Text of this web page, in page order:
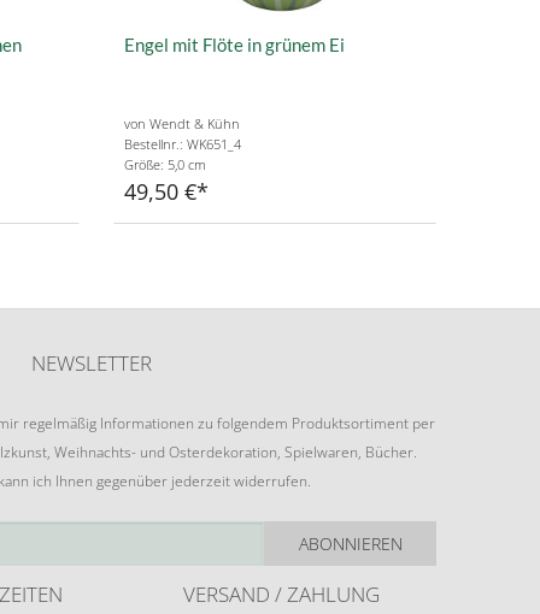
Engel mit Flöte in grünem Ei
von Wendt & Kühn
Bestellnr.: WK651_4
Größe: 5,0 cm
49,50 €
NEWSLETTER
regelmäßig Informationen zu folgendem Produktsortiment per
Weihnachts- und Osterdekoration, Spielwaren, Bücher.
ich Ihnen gegenüber jederzeit widerrufen.
ABONNIEREN
VERSAND / ZAHLUNG